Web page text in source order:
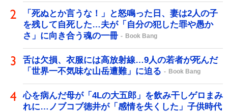
「死ぬとか言うな！」と怒鳴った日、妻は2人の子
を残して自死した…夫が「自分の犯した罪や愚か
さ」に向き合う魂の一冊
Book Bang
舌は欠損、衣服には高放射線…9人の若者が死んだ
「世界一不気味な山岳遭難」に迫る
Book Bang
心を病んだ母が「4Lの大五郎」を飲み干しゲロまみ
れに…ノブコブ徳井が「感情を失くした」子供時代